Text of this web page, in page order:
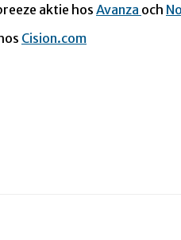
aktie hos Avanza och
Cision.com